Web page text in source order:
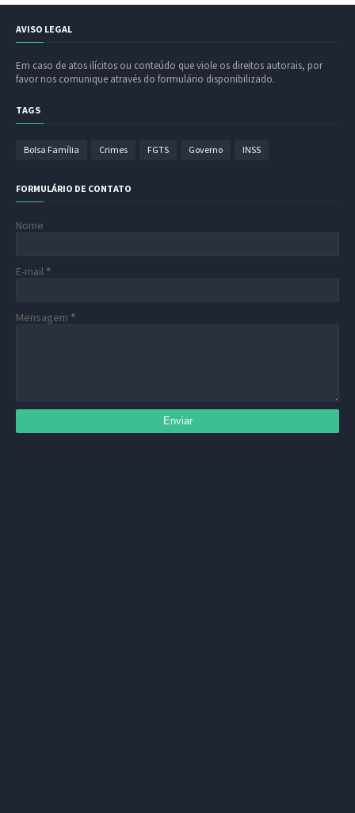
AVISO LEGAL
Em caso de atos ilícitos ou conteúdo que viole os direitos autorais, por
favor nos comunique através do formulário disponibilizado.
TAGS
Bolsa Família Crimes FGTS Governo INSS
FORMULÁRIO DE CONTATO
Nome
E-mail *
Mensagem *